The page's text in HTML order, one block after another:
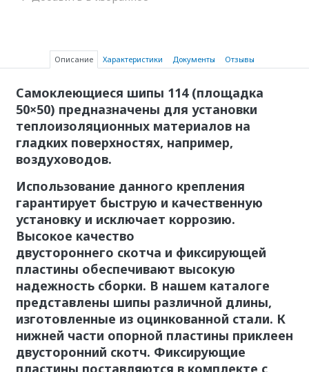
Описание Характеристики Документы Отзывы
Самоклеющиеся шипы 114 (площадка
50×50) предназначены для установки
теплоизоляционных материалов на
гладких поверхностях, например,
воздуховодов.
Использование данного крепления
гарантирует быструю и качественную
установку и исключает коррозию.
Высокое качество
двустороннего скотча и фиксирующей
пластины обеспечивают высокую
надежность сборки. В нашем каталоге
представлены шипы различной длины,
изготовленные из оцинкованной стали. К
нижней части опорной пластины приклеен
двусторонний скотч. Фиксирующие
пластины поставляются в комплекте с